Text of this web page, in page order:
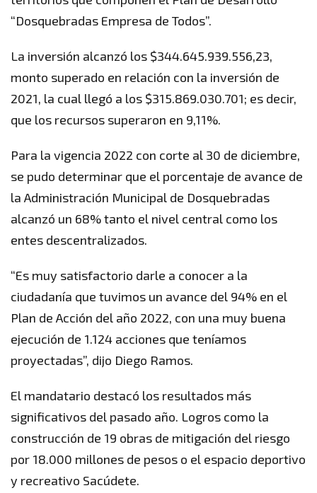
“Dosquebradas Empresa de Todos”.
La inversión alcanzó los $344.645.939.556,23,
monto superado en relación con la inversión de
2021, la cual llegó a los $315.869.030.701; es decir,
que los recursos superaron en 9,11%.
Para la vigencia 2022 con corte al 30 de diciembre,
se pudo determinar que el porcentaje de avance de
la Administración Municipal de Dosquebradas
alcanzó un 68% tanto el nivel central como los
entes descentralizados.
“Es muy satisfactorio darle a conocer a la
ciudadanía que tuvimos un avance del 94% en el
Plan de Acción del año 2022, con una muy buena
ejecución de 1.124 acciones que teníamos
proyectadas”, dijo Diego Ramos.
El mandatario destacó los resultados más
significativos del pasado año. Logros como la
construcción de 19 obras de mitigación del riesgo
por 18.000 millones de pesos o el espacio deportivo
y recreativo Sacúdete.